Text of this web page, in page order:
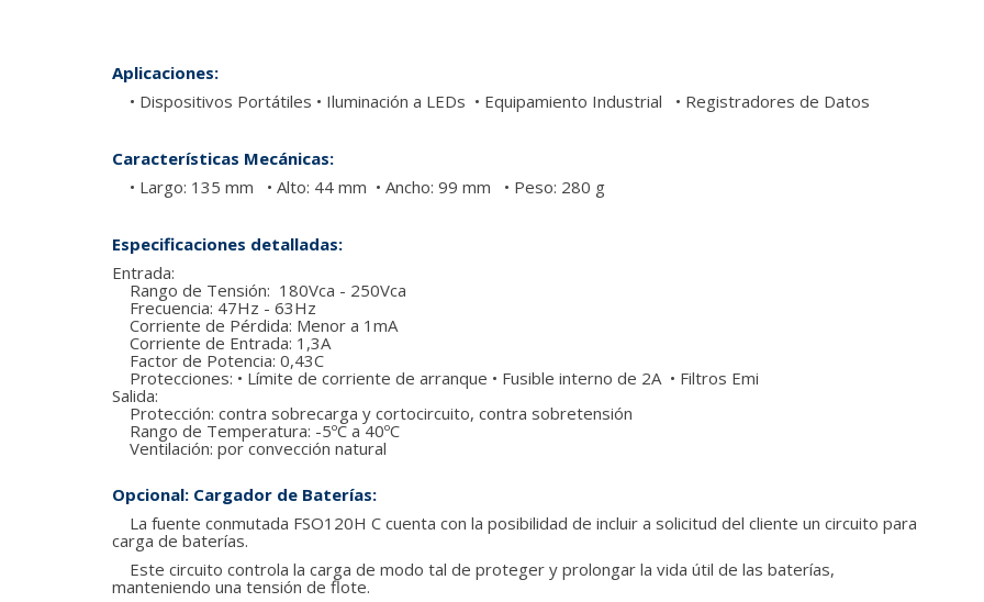
Aplicaciones:
• Dispositivos Portátiles • Iluminación a LEDs • Equipamiento Industrial • Registradores de Datos
Características Mecánicas:
• Largo: 135 mm • Alto: 44 mm • Ancho: 99 mm • Peso: 280 g
Especificaciones detalladas:
Entrada:
Rango de Tensión: 180Vca - 250Vca
Frecuencia: 47Hz - 63Hz
Corriente de Pérdida: Menor a 1mA
Corriente de Entrada: 1,3A
Factor de Potencia: 0,43C
Protecciones: • Límite de corriente de arranque • Fusible interno de 2A • Filtros Emi
Salida:
Protección: contra sobrecarga y cortocircuito, contra sobretensión
Rango de Temperatura: -5ºC a 40ºC
Ventilación: por convección natural
Opcional: Cargador de Baterías:
La fuente conmutada FSO120H C cuenta con la posibilidad de incluir a solicitud del cliente un circuito para
carga de baterías.
Este circuito controla la carga de modo tal de proteger y prolongar la vida útil de las baterías,
manteniendo una tensión de flote.